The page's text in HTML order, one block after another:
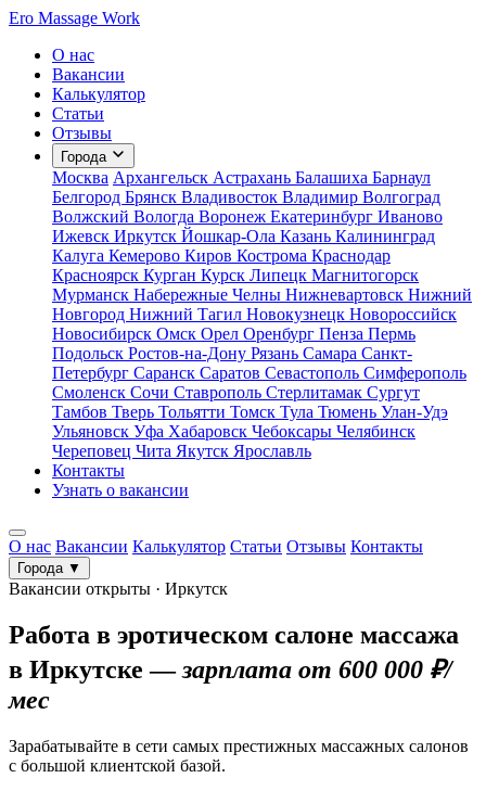
Ero Massage Work
О нас
Вакансии
Калькулятор
Статьи
Отзывы
Города
Москва Архангельск Астрахань Балашиха Барнаул
Белгород Брянск Владивосток Владимир Волгоград
Волжский Вологда Воронеж Екатеринбург Иваново
Ижевск Иркутск Йошкар-Ола Казань Калининград
Калуга Кемерово Киров Кострома Краснодар
Красноярск Курган Курск Липецк Магнитогорск
Мурманск Набережные Челны Нижневартовск Нижний
Новгород Нижний Тагил Новокузнецк Новороссийск
Новосибирск Омск Орел Оренбург Пенза Пермь
Подольск Ростов-на-Дону Рязань Самара Санкт-
Петербург Саранск Саратов Севастополь Симферополь
Смоленск Сочи Ставрополь Стерлитамак Сургут
Тамбов Тверь Тольятти Томск Тула Тюмень Улан-Удэ
Ульяновск Уфа Хабаровск Чебоксары Челябинск
Череповец Чита Якутск Ярославль
Контакты
Узнать о вакансии
О нас Вакансии Калькулятор Статьи Отзывы Контакты
Города ▼
Вакансии открыты · Иркутск
Работа в эротическом салоне массажа
в Иркутске —зарплата от 600 000 ₽/
мес
Зарабатывайте в сети самых престижных массажных салонов
с большой клиентской базой.